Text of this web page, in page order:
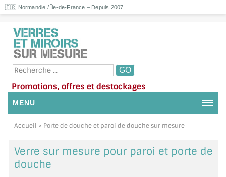
🇫🇷 Normandie / Île-de-France – Depuis 2007
Promotions, offres et destockages
MENU
NOUS CONTACTER
MON COMPTE / SE CONNECTER
DEMANDE DE DEVIS
Accueil > Porte de douche et paroi de douche sur mesure
Verre sur mesure pour paroi et porte de
douche